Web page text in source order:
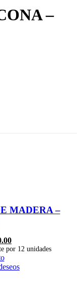
–
MADERA –
por 12 unidades